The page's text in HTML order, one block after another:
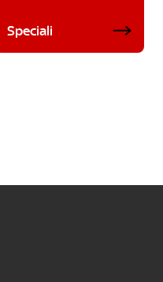
Speciali